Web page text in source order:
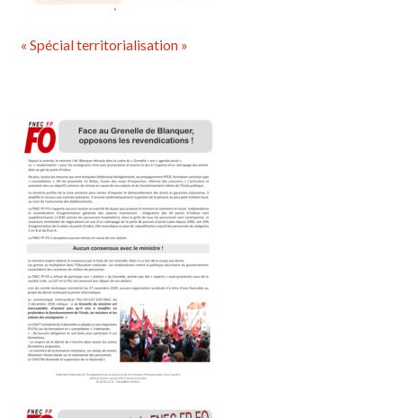
« Spécial territorialisation »